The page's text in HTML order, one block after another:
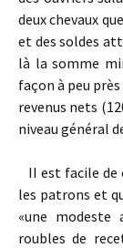
deux chevaux
et des soldes
là la somme
façon à peu
revenus nets
niveau général
II est facile de
les patrons et
«une modeste
roubles de